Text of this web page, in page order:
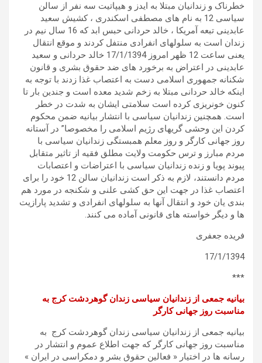
خطرناک و زندانیان مبتلا به ایدز و هیپاتیت سه نفر از سالن
سیاسی 12 به نام های مصطفی اسکندری ، کشیش سعید
عابدینی تبعه آمریکا ، خالد حردانی حبس ابد که 16 سال نیم در
زندان است به سلولهای انفرادی منتفل کردند و موقع انتقال
یعنی ساعت 12 ظهر امروز 17/1/1394 خالد حردانی و سعید
عابدینی در اعتراض به برخورد های ضد حقوق بشری و قانون
شکنانه جمهوری اسلامی دست به اعتصاب غذا زدند با توجه به
اینکه خالد حردانی مبتلا به زخم شدید معده است و جندین بار تا
کنون خونریزی کرده است سلامتی ایشان به شدت در خطر
است. همچنین زندانیان سیاسی با انتشار بیانیه ضمن محکوم
کردن این وحشی گریهای رژیم اسلامی را مخصوصا” در آستانه
روز جهانی کارگر و روز معلم همبستگی زندانیان سیاسی با
مردم مبارز و ترس حکومت ولایت مطلق فقیه از تاثیر متقابل
پیوند پویا و زنده زندانیان سیاسی با اعتراضات و اعتصابات
مردم دانستند، لازم به ذکر است زندانیان سالن 12 خود را برای
اعتصاب غذا در جهت این حق کشی علنی و شکنجه در مورد هم
بندی یان خود و انتقال آنها به سلولهای انفرادی و تشدید پارازیت
ها و دیگر خواسته های قانونی آماده می کنند.
فریده جعفری
17/1/1394
***
بیانیه جمعی از زندانیان سیاسی زندان گوهردشت کرج به
مناسبت روز جهانی کارگر
بیانیه جمعی از زندانیان سیاسی زندان گوهردشت کرج به
مناسبت روز جهانی کارگر که جهت اطلاع عموم و انتشار در
رسانه ها در اختیار « فعالین حقوق بشر و دمکراسی در ایران »